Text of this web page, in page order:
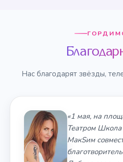
Нас благодарят звёзды,
«1 мая, на
Театром Школа
МакSим